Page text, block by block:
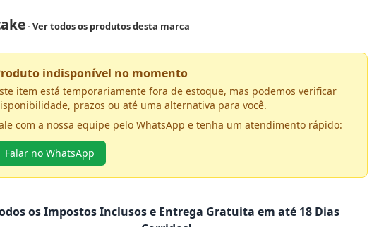
- Ver todos os produtos desta marca
indisponível no momento
item está temporariamente fora de estoque, mas podemos verificar
prazos ou até uma alternativa para você.
com a nossa equipe pelo WhatsApp e tenha um atendimento rápido:
Falar no WhatsApp
os Impostos Inclusos e Entrega Gratuita em até 18 Dias